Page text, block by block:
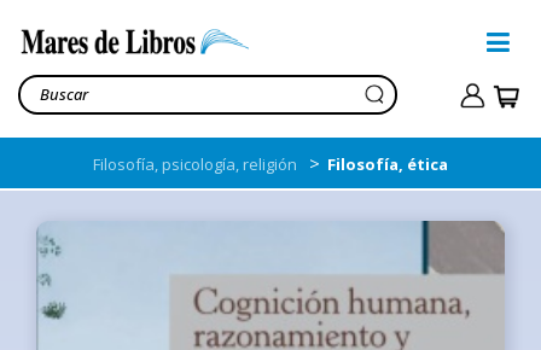
Filosofía, psicología, religión > Filosofía, ética